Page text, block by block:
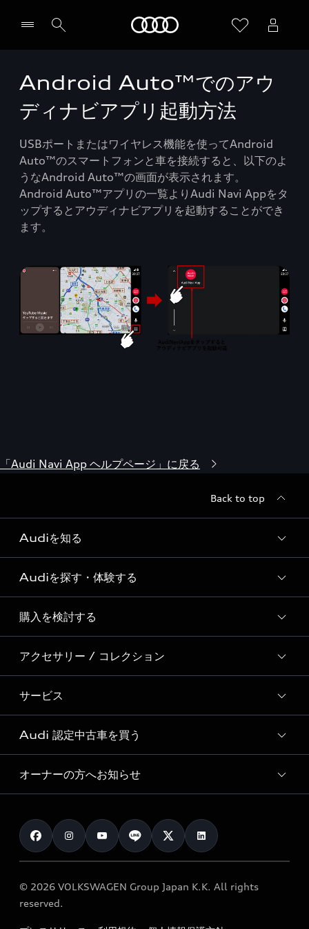
Android Auto™でのアウ
ディナビアプリ起動方法
USBポートまたはワイヤレス機能を使ってAndroid
Auto™のスマートフォンと車を接続すると、以下のよ
うなAndroid Auto™の画面が表示されます。
Android Auto™アプリの一覧よりAudi Navi Appをタ
ップするとアウディナビアプリを起動することができ
ます。
「Audi Navi App ヘルプページ」に戻る
Back to top
Audiを知る
Audi ブランド
Story of Progress
Audi Sport
Formula 1®
デジタルサービス
Audiを探す・体験する
ディーラー検索
新車在庫検索
試乗車・展示車検索
見積り依頼
試乗予約
購入を検討する
モデル一覧
特別仕様モデル / 限定モデル
e-tronラインアップ
価格シミュレーション
車両比較
カタログ一覧
アクセサリー / コレクション
純正アクセサリー
オンラインショップ
Audi collection
アウディナビアプリ
サービス
サービス入庫予約
サービスプログラム
メンテナンス
車検 / 定期点検
e-tronアフターサポート
myAudi
Audi 認定中古車を買う
Audi認定中古車
クオリティ
保証
メンテナンス
オーナーの方へお知らせ
お知らせ
オーナー様向けキャンペーン
特定整備適用車一覧
© 2026 VOLKSWAGEN Group Japan K.K. All rights
reserved.